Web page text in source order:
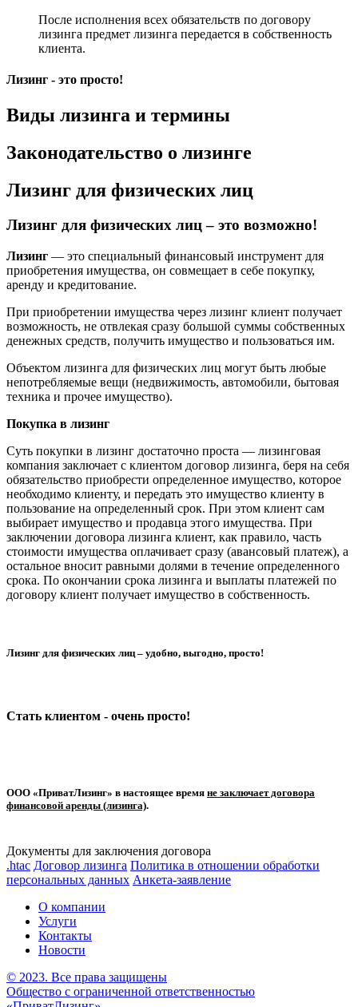
После исполнения всех обязательств по договору
лизинга предмет лизинга передается в собственность
клиента.
Лизинг - это просто!
Виды лизинга и термины
Законодательство о лизинге
Лизинг для физических лиц
Лизинг для физических лиц – это возможно!
Лизинг — это специальный финансовый инструмент для
приобретения имущества, он совмещает в себе покупку,
аренду и кредитование.
При приобретении имущества через лизинг клиент получает
возможность, не отвлекая сразу большой суммы собственных
денежных средств, получить имущество и пользоваться им.
Объектом лизинга для физических лиц могут быть любые
непотребляемые вещи (недвижимость, автомобили, бытовая
техника и прочее имущество).
Покупка в лизинг
Суть покупки в лизинг достаточно проста — лизинговая
компания заключает с клиентом договор лизинга, беря на себя
обязательство приобрести определенное имущество, которое
необходимо клиенту, и передать это имущество клиенту в
пользование на определенный срок. При этом клиент сам
выбирает имущество и продавца этого имущества. При
заключении договора лизинга клиент, как правило, часть
стоимости имущества оплачивает сразу (авансовый платеж), а
остальное вносит равными долями в течение определенного
срока. По окончании срока лизинга и выплаты платежей по
договору клиент получает имущество в собственность.
Лизинг для физических лиц – удобно, выгодно, просто!
Стать клиентом - очень просто!
ООО «ПриватЛизинг» в настоящее время не заключает договора
финансовой аренды (лизинга).
Документы для заключения договора
.htac Договор лизинга Политика в отношении обработки
персональных данных Анкета-заявление
О компании
Услуги
Контакты
Новости
© 2023. Все права защищены
Общество с ограниченной ответственностью